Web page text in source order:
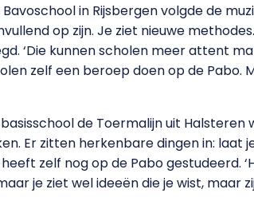
in Rijsbergen volgde de
op zijn. Je ziet nieuwe
‘Die kunnen scholen meer attent
zelf een beroep doen op de Pabo.
de Toermalijn uit Halsteren
Er zitten herkenbare dingen in: laat
zelf nog op de Pabo gestudeerd.
je ziet wel ideeën die je wist, maar